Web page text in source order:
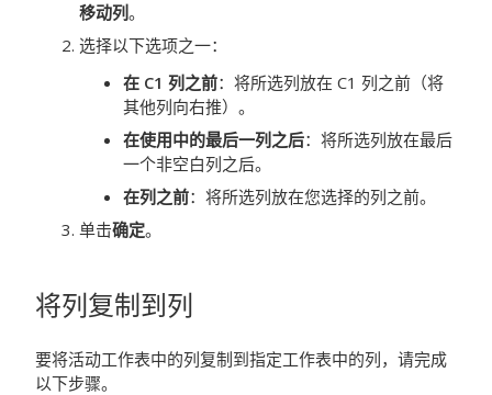
移动列。
选择以下选项之一：
在 C1 列之前：将所选列放在 C1 列之前（将
其他列向右推）。
在使用中的最后一列之后：将所选列放在最后
一个非空白列之后。
在列之前：将所选列放在您选择的列之前。
单击确定。
将列复制到列
要将活动工作表中的列复制到指定工作表中的列，请完成
以下步骤。